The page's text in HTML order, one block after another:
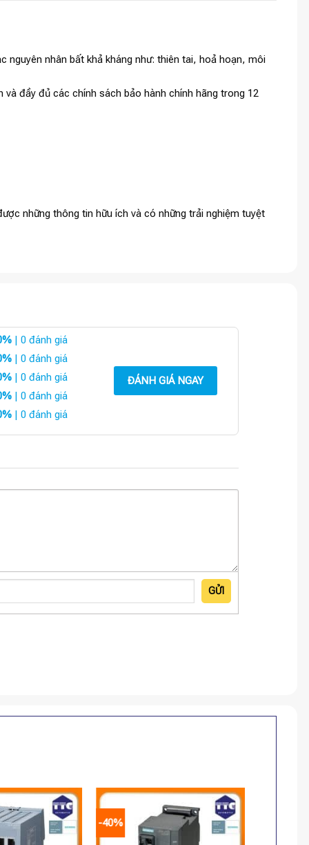
nhân bất khả kháng như: thiên tai, hoả hoạn, môi
đầy đủ các chính sách bảo hành chính hãng trong 12
những thông tin hữu ích và có những trải nghiệm tuyệt
| 0 đánh giá
| 0 đánh giá
| 0 đánh giá
| 0 đánh giá
| 0 đánh giá
ĐÁNH GIÁ NGAY
GỬI
-40%